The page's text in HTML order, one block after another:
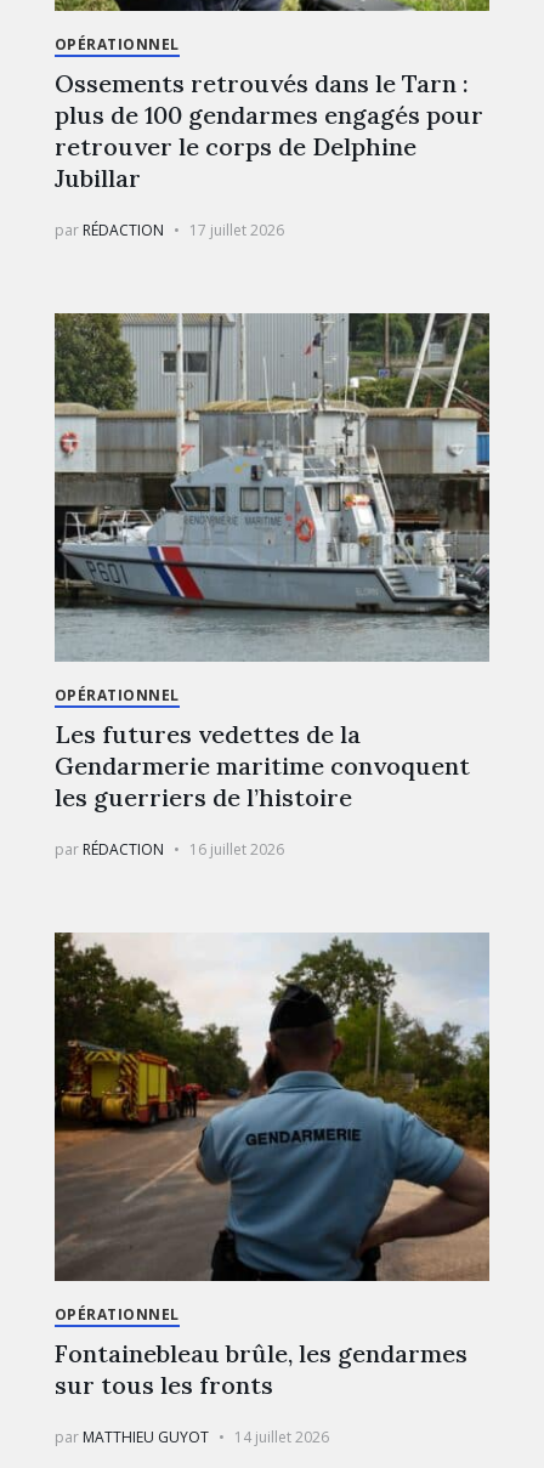
OPÉRATIONNEL
Ossements retrouvés dans le Tarn :
plus de 100 gendarmes engagés pour
retrouver le corps de Delphine
Jubillar
par RÉDACTION 17 juillet 2026
OPÉRATIONNEL
Les futures vedettes de la
Gendarmerie maritime convoquent
les guerriers de l’histoire
par RÉDACTION 16 juillet 2026
OPÉRATIONNEL
Fontainebleau brûle, les gendarmes
sur tous les fronts
par MATTHIEU GUYOT 14 juillet 2026